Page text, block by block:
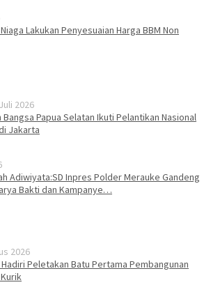
Lakukan Penyesuaian Harga BBM Non
2026
Bangsa Papua Selatan Ikuti Pelantikan Nasional
Jakarta
Adiwiyata:SD Inpres Polder Merauke Gandeng
Bakti dan Kampanye…
2026
Peletakan Batu Pertama Pembangunan